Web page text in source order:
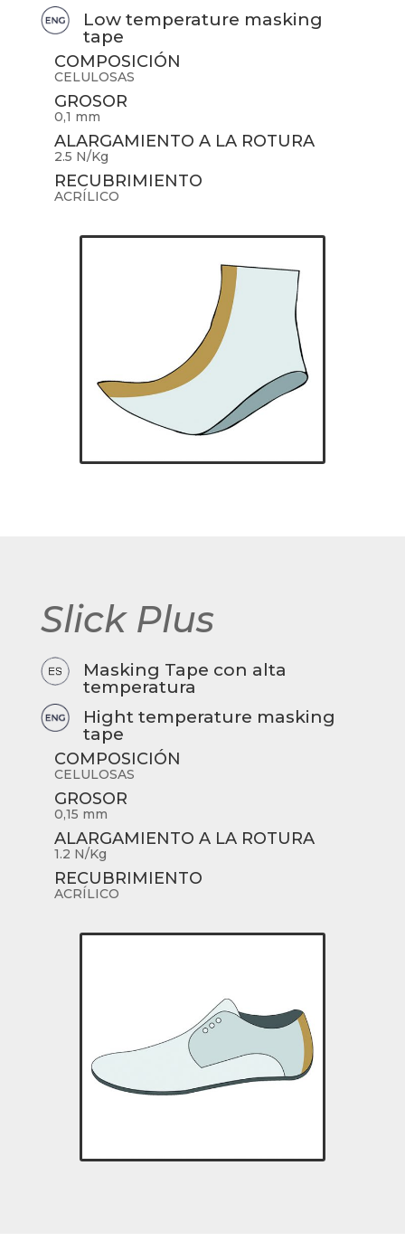
Low temperature masking
tape
COMPOSICIÓN
CELULOSAS
GROSOR
0,1 mm
ALARGAMIENTO A LA ROTURA
2.5 N/Kg
RECUBRIMIENTO
ACRÍLICO
Slick Plus
Masking Tape con alta
temperatura
Hight temperature masking
tape
COMPOSICIÓN
CELULOSAS
GROSOR
0,15 mm
ALARGAMIENTO A LA ROTURA
1.2 N/Kg
RECUBRIMIENTO
ACRÍLICO